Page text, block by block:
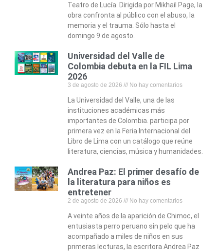
Teatro de Lucía. Dirigida por Mikhail Page, la
obra confronta al público con el abuso, la
memoria y el trauma. Sólo hasta el
domingo 9 de agosto.
Universidad del Valle de
Colombia debuta en la FIL Lima
2026
3 de agosto de 2026 No hay comentarios
La Universidad del Valle, una de las
instituciones académicas más
importantes de Colombia. participa por
primera vez en la Feria Internacional del
Libro de Lima con un catálogo que reúne
literatura, ciencias, música y humanidades.
Andrea Paz: El primer desafío de
la literatura para niños es
entretener
2 de agosto de 2026 No hay comentarios
A veinte años de la aparición de Chimoc, el
entusiasta perro peruano sin pelo que ha
acompañado a miles de niños en sus
primeras lecturas, la escritora Andrea Paz